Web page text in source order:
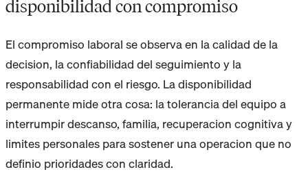
disponibilidad con compromiso
El compromiso laboral se observa en la calidad de la
decision, la confiabilidad del seguimiento y la
responsabilidad con el riesgo. La disponibilidad
permanente mide otra cosa: la tolerancia del equipo a
interrumpir descanso, familia, recuperacion cognitiva y
limites personales para sostener una operacion que no
definio prioridades con claridad.